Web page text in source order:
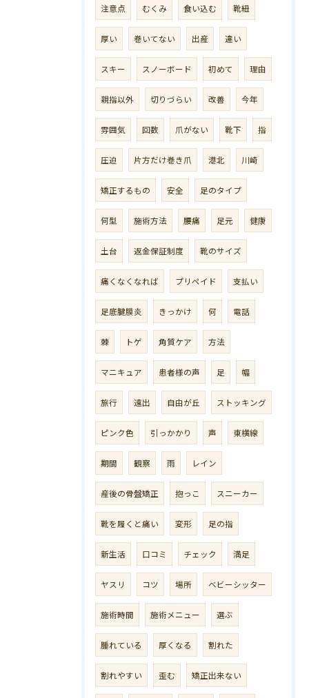
注意点 むくみ 食い込む 靴紐
厚い 巻いてない 出産 違い
スキー スノーボード 初めて 理由
親指以外 切りづらい 改善 今年
雰囲気 回数 爪がない 靴下 指
圧迫 片方だけ巻き爪 港北 川崎
矯正するもの 安全 足のタイプ
何型 施術方法 腰痛 足元 健康
土台 返金保証制度 靴のサイズ
痛くなくなれば プリペイド 支払い
足底腱膜炎 きっかけ 何 電話
棘 トゲ 角質ケア 方法
マニキュア 患者様の声 足 幅
旅行 遠出 自由が丘 ストッキング
ピンク色 引っかかり 声 東横線
期間 観察 雨 レイン
産後の骨盤矯正 抱っこ スニーカー
靴を履くと痛い 変形 足の指
新生活 口コミ チェック 満足
ヤスリ コツ 場所 ベビーシッター
施術時間 施術メニュー 選ぶ
腫れている 厚くなる 割れた
割れやすい 歪む 矯正出来ない